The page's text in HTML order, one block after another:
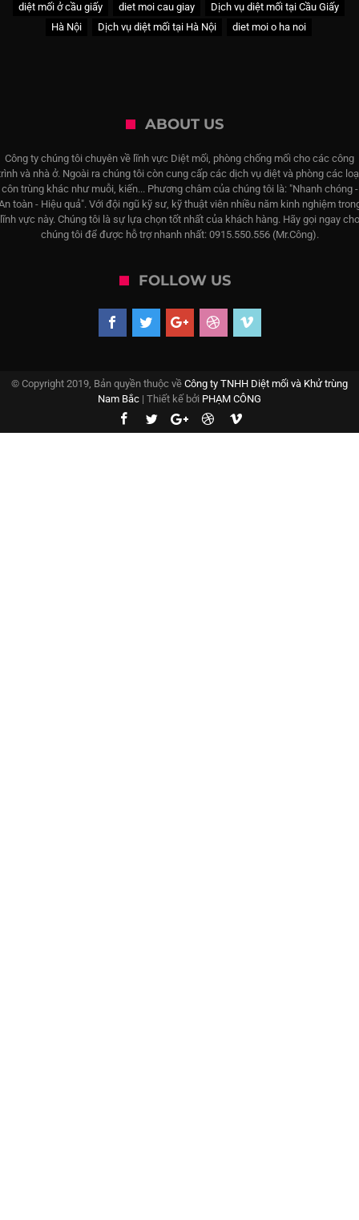
diệt mối ở cầu giấy
diet moi cau giay
Dịch vụ diệt mối tại Cầu Giấy
Hà Nội
Dịch vụ diệt mối tại Hà Nội diet moi o ha noi
ABOUT US
Công ty chúng tôi chuyên về lĩnh vực Diệt mối, phòng chống mối cho các công
và nhà ở. Ngoài ra chúng tôi còn cung cấp các dịch vụ diệt và phòng các
côn trùng khác như muỗi, kiến... Phương châm của chúng tôi là: "Nhanh chóng -
toàn - Hiệu quả". Với đội ngũ kỹ sư, kỹ thuật viên nhiều năm kinh nghiệm
lĩnh vực này. Chúng tôi là sự lựa chọn tốt nhất của khách hàng. Hãy gọi ngay cho
chúng tôi để được hỗ trợ nhanh nhất: 0915.550.556 (Mr.Công).
FOLLOW US
© Copyright 2019, Bản quyền thuộc về Công ty TNHH Diệt mối và Khử trùng
Nam Bắc | Thiết kế bởi PHẠM CÔNG